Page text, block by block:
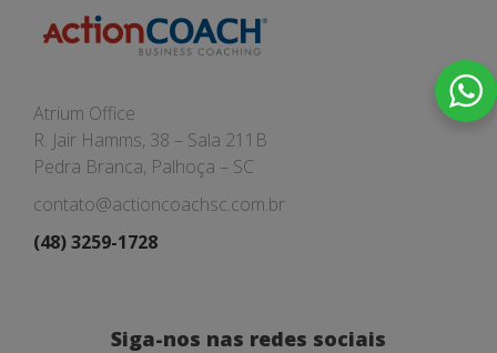
Atrium Office
R. Jair Hamms, 38 – Sala 211B
Pedra Branca, Palhoça – SC
contato@actioncoachsc.com.br
(48) 3259-1728
Siga-nos nas redes sociais